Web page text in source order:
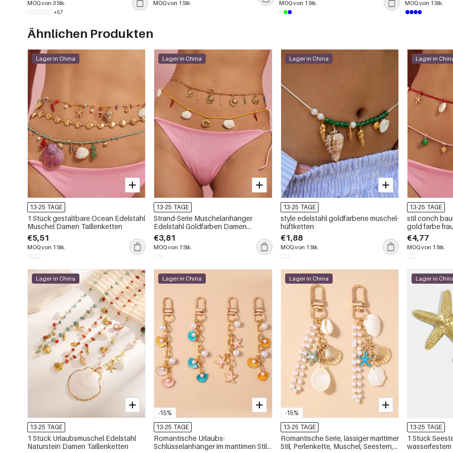
MOQ von 3 Stk.
+57
MOQ von 1 Stk. MOQ von 1 Stk. MOQ von 1 Stk.
Ähnlichen Produkten
Lager in China
13-25 TAGE
1 Stück gestaltbare Ocean Edelstahl
Muschel Damen Taillenketten
€5,51
MOQ von 1 Stk.
Lager in China
13-25 TAGE
Strand-Serie Muschelanhänger
Edelstahl Goldfarben Damen
Taillenketten
€3,81
MOQ von 1 Stk.
Lager in China
13-25 TAGE
style edelstahl goldfarbene muschel-
hüftketten
€1,88
MOQ von 1 Stk.
Lager in
13-25 TAGE
stil conch
gold farbe
€4,77
MOQ von 1 Stk.
Lager in China
13-25 TAGE
1 Stück Urlaubsmuschel Edelstahl
Naturstein Damen Taillenketten
-15%
Lager in China
13-25 TAGE
Romantische Urlaubs-
Schlüsselanhänger im maritimen Stil
-15%
Lager in China
13-25 TAGE
Romantische Serie, lässiger maritimer
Stil, Perlenkette, Muschel, Seestern,
Lager in
13-25 TAGE
1 Stück